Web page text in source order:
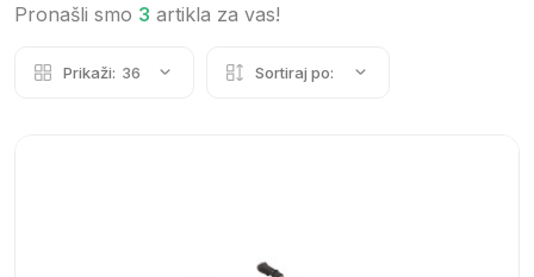
Pronašli smo 3 artikla za vas!
Prikaži: 36 Sortiraj po: